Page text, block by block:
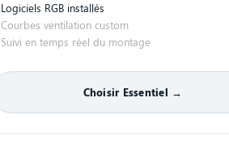
Logiciels RGB installés
Courbes ventilation custom
Suivi en temps réel du montage
Choisir Essentiel →